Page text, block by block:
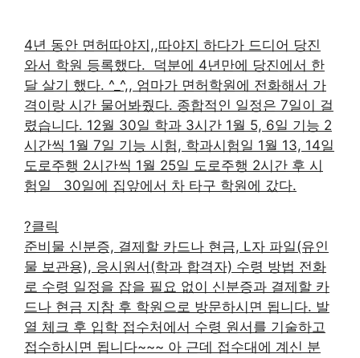
4년 동안 면허따야지,,따야지 하다가 드디어 당진
와서 학원 등록했다. ​ 덕분에 4년만에 당진에서 한
달 살기 했다. ^_^,, 엄마가 면허학원에 전화해서 가
격이랑 시간 물어봐줬다. 종합적인 일정은 7일이 걸
렸습니다. 12월 30일 학과 3시간 1월 5, 6일 기능 2
시간씩 1월 7일 기능 시험, 학과시험일 1월 13, 14일
도로주행 2시간씩 1월 25일 도로주행 2시간 후 시
험일 ​ ​ 30일에 집앞에서 차 타구 학원에 갔다.
?클릭
준비물 신분증, 결제할 카드나 현금, L자 파일(유인
물 보관용), 응시원서(학과 합격자) 수령 방법 전화
로 수령 일정을 잡을 필요 없이 신분증과 결제할 카
드나 현금 지참 후 학원으로 방문하시면 됩니다. 발
열 체크 후 입학 접수처에서 수령 원서를 기술하고
접수하시면 됩니다~~~ 아 근데 접수대에 계신 분